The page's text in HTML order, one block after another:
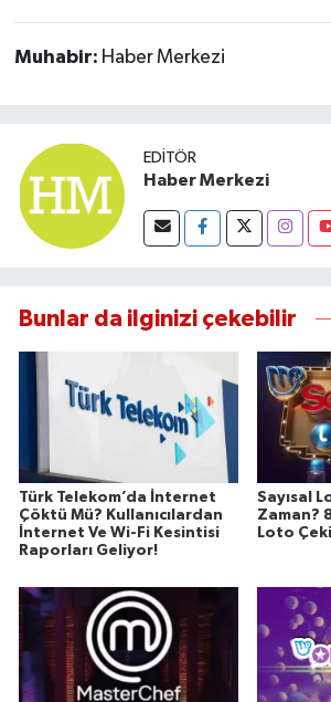
Muhabir: Haber Merkezi
EDITÖR
Haber Merkezi
Bunlar da ilginizi çekebilir
Türk Telekom’da İnternet
Çöktü Mü? Kullanıcılardan
İnternet Ve Wi-Fi Kesintisi
Raporları Geliyor!
Sayısal
Zaman?
Loto